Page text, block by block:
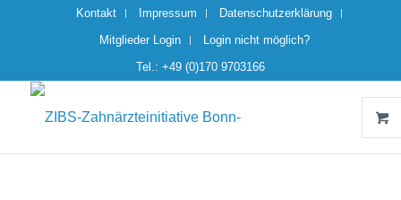
Kontakt Impressum
Datenschutzerklärung
Mitglieder Login
Login nicht möglich?
Tel.: +49 (0)170 9703166